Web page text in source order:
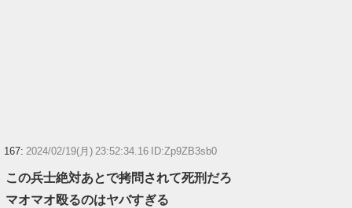
167: 2024/02/19(月) 23:52:34.16 ID:Zp9ZB3sb0
この兵士絶対あとで拷問されて死刑だろ
マオマオ殴るのはヤバすぎる